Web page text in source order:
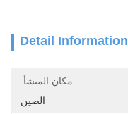
Detail Information
مكان المنشأ:
الصين